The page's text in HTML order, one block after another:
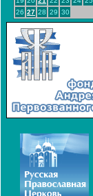
26 27 28 29 30